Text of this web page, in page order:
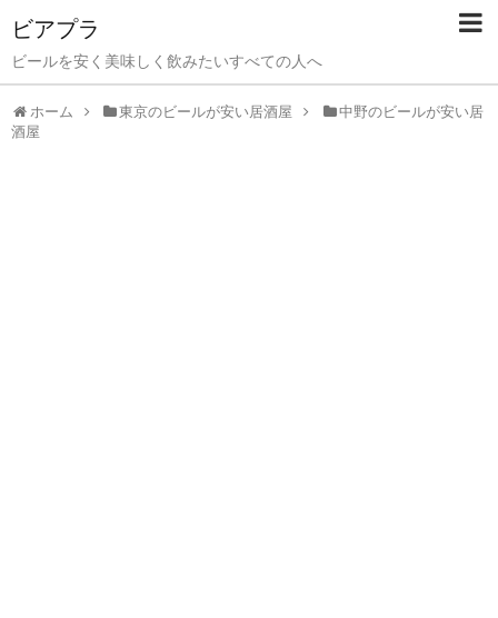
ビアプラ
ビールを安く美味しく飲みたいすべての人へ
ホーム 東京のビールが安い居酒屋
中野のビールが安い居
酒屋